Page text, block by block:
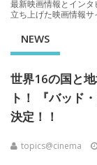
最新映画情報とイン
立ち上げた映画情報サ
NEWS
世界16の国と
ト！ 『バッド
決定！！
topics@cinema